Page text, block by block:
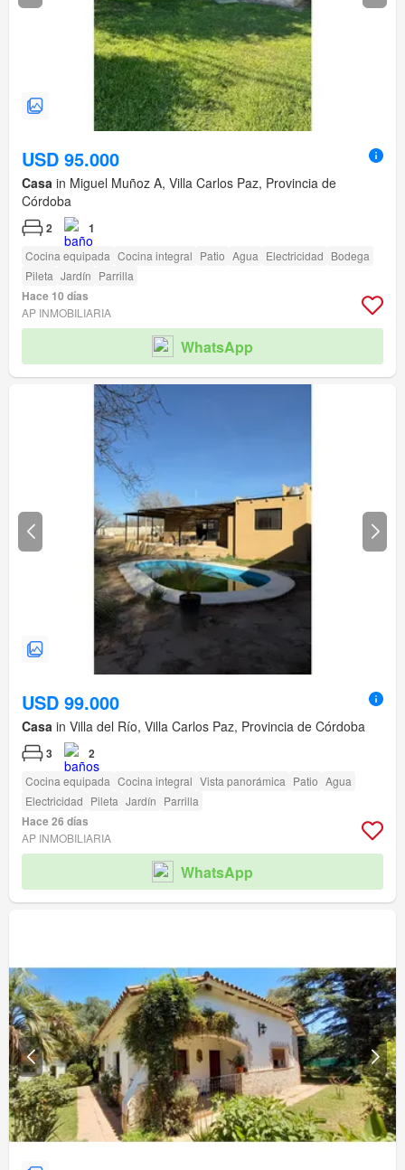
USD 95.000
Casa in Miguel Muñoz A, Villa Carlos Paz, Provincia de
Córdoba
2 1
Cocina equipada Cocina integral Patio Agua Electricidad Bodega
Pileta Jardín Parrilla
Hace 10 días
AP INMOBILIARIA
WhatsApp
USD 99.000
Casa in Villa del Río, Villa Carlos Paz, Provincia de Córdoba
3 2
Cocina equipada Cocina integral Vista panorámica Patio Agua
Electricidad Pileta Jardín Parrilla
Hace 26 días
AP INMOBILIARIA
WhatsApp